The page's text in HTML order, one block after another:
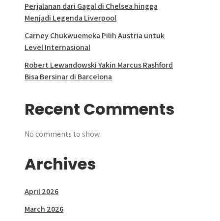
Perjalanan dari Gagal di Chelsea hingga
Menjadi Legenda Liverpool
Carney Chukwuemeka Pilih Austria untuk
Level Internasional
Robert Lewandowski Yakin Marcus Rashford
Bisa Bersinar di Barcelona
Recent Comments
No comments to show.
Archives
April 2026
March 2026